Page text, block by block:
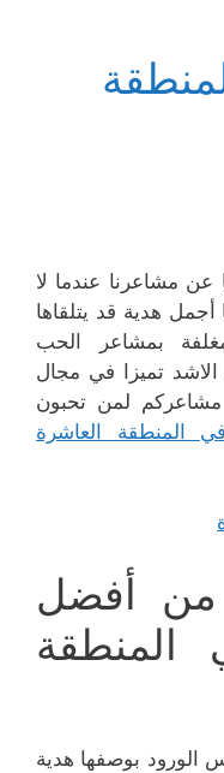
عن مشاعرنا عندما لا
أجمل هدية قد يتلقاها
بمشاعر الحب
تميزا في مجال
لمن تحبون
المنطقة العاشرة
من أفضل
الورود بوصفها هدية